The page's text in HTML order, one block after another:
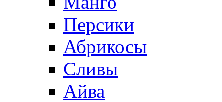
Персики
Абрикосы
Сливы
Айва